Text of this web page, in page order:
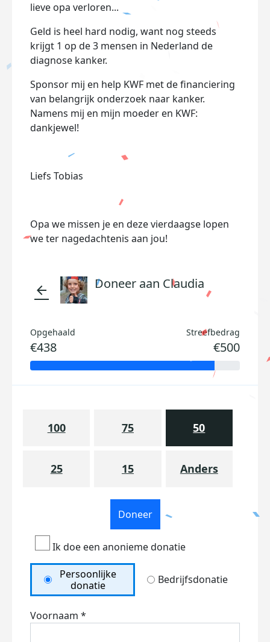
lieve opa verloren...
Geld is heel hard nodig, want nog steeds
krijgt 1 op de 3 mensen in Nederland de
diagnose kanker.
Sponsor mij en help KWF met de financiering
van belangrijk onderzoek naar kanker.
Namens mij en mijn moeder en KWF:
dankjewel!
Liefs Tobias
Opa we missen je en deze vierdaagse lopen
we ter nagedachtenis aan jou!
arrow_back Doneer aan Claudia
Opgehaald
€438
Streefbedrag
€500
100 75 50
25 15 Anders
Doneer
Ik doe een anonieme donatie
Persoonlijke
donatie
Bedrijfsdonatie
Voornaam *